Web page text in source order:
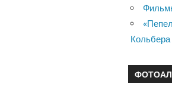
Кольбера